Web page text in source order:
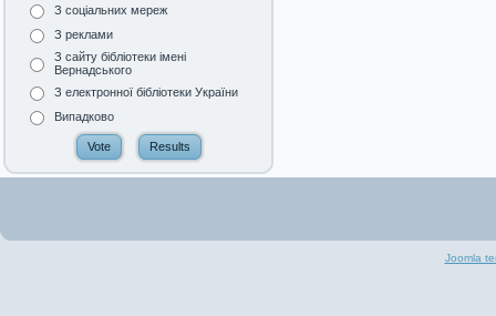
З соціальних мереж
З реклами
З сайту бібліотеки імені
Вернадського
З електронної бібліотеки України
Випадково
Joomla